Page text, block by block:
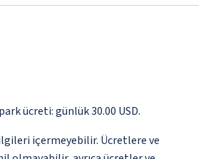
ücreti: günlük 30.00 USD.
içermeyebilir. Ücretlere ve